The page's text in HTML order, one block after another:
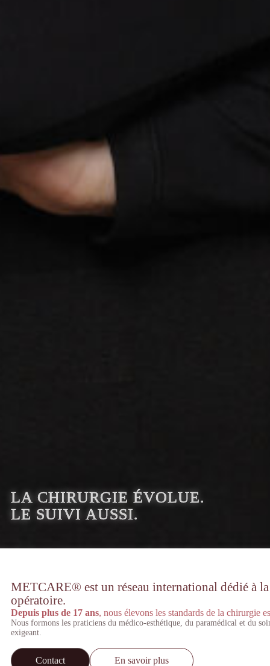
LA CHIRURGIE ÉVOLUE.
LE SUIVI AUSSI.
METCARE® est un réseau international dédié à
opératoire.
Depuis plus de 17 ans, nous élevons les standards de la chirurgie
Nous formons les praticiens du médico-esthétique, du paramédical et du
exigeant.
Contact En savoir plus